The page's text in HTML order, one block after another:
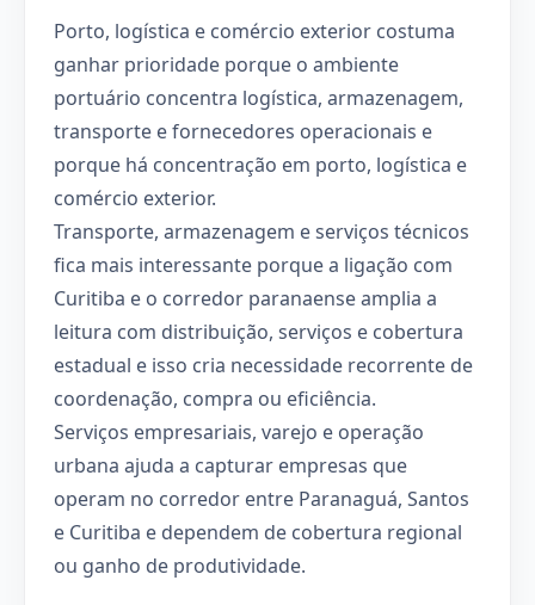
Porto, logística e comércio exterior costuma
ganhar prioridade porque o ambiente
portuário concentra logística, armazenagem,
transporte e fornecedores operacionais e
porque há concentração em porto, logística e
comércio exterior.
Transporte, armazenagem e serviços técnicos
fica mais interessante porque a ligação com
Curitiba e o corredor paranaense amplia a
leitura com distribuição, serviços e cobertura
estadual e isso cria necessidade recorrente de
coordenação, compra ou eficiência.
Serviços empresariais, varejo e operação
urbana ajuda a capturar empresas que
operam no corredor entre Paranaguá, Santos
e Curitiba e dependem de cobertura regional
ou ganho de produtividade.